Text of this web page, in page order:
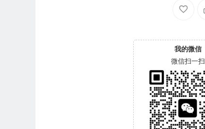
我的微信
微信扫一扫